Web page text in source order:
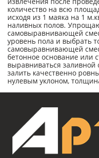
количество на всю
исходя из 1 маяка на 1
наливных полов.
самовыравнивающей
уровень пола и выбрать
самовыравнивающей
бетонное основание или
выравниваться
залить качественно
нулевым уклоном,